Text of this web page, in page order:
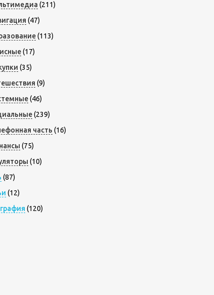
(211)
(47)
(113)
(17)
(35)
(9)
(46)
(239)
часть (16)
(75)
(10)
(87)
(12)
(120)